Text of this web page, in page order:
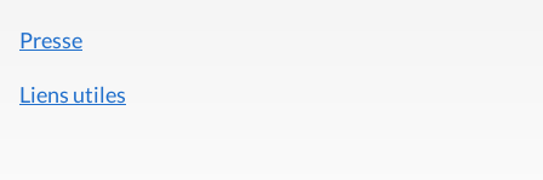
Presse
Liens utiles